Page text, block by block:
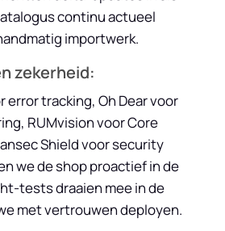
continu actueel
importwerk.
zekerheid:
error tracking, Oh Dear voor
RUMvision voor Core
Shield voor security
we de shop proactief in de
tests draaien mee in de
met vertrouwen deployen.